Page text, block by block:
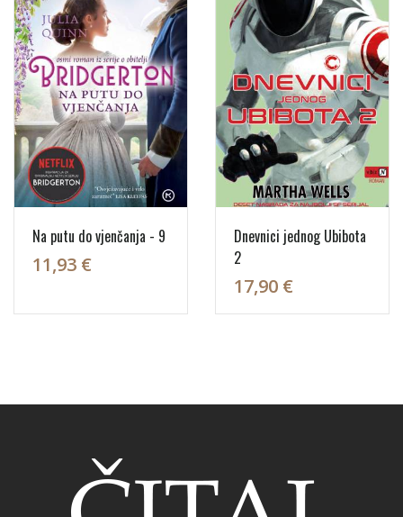
Na putu do vjenčanja - 9
11,93 €
Dnevnici jednog Ubibota
2
17,90 €